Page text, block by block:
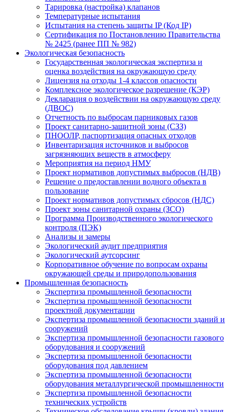
Тарировка (настройка) клапанов
Температурные испытания
Испытания на степень защиты IP (Код IP)
Сертификация по Постановлению Правительства
№ 2425 (ранее ПП № 982)
Экологическая безопасность
Государственная экологическая экспертиза и
оценка воздействия на окружающую среду
Лицензия на отходы 1-4 классов опасности
Комплексное экологическое разрешение (КЭР)
Декларация о воздействии на окружающую среду
(ДВОС)
Отчетность по выбросам парниковых газов
Проект санитарно-защитной зоны (СЗЗ)
ПНООЛР, паспортизация опасных отходов
Инвентаризация источников и выбросов
загрязняющих веществ в атмосферу
Мероприятия на период НМУ
Проект нормативов допустимых выбросов (НДВ)
Решение о предоставлении водного объекта в
пользование
Проект нормативов допустимых сбросов (НДС)
Проект зоны санитарной охраны (ЗСО)
Программа Производственного экологического
контроля (ПЭК)
Анализы и замеры
Экологический аудит предприятия
Экологический аутсорсинг
Корпоративное обучение по вопросам охраны
окружающей среды и природопользования
Промышленная безопасность
Экспертиза промышленной безопасности
Экспертиза промышленной безопасности
проектной документации
Экспертиза промышленной безопасности зданий и
сооружений
Экспертиза промышленной безопасности газового
оборудования и сооружений
Экспертиза промышленной безопасности
оборудования под давлением
Экспертиза промышленной безопасности
оборудования металлургической промышленности
Экспертиза промышленной безопасности
технических устройств